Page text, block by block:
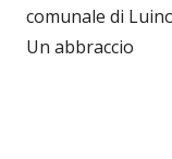
comunale di
Un abbraccio